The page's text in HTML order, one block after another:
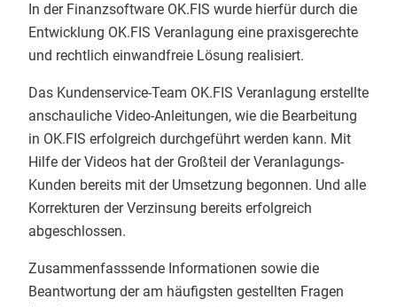
In der Finanzsoftware OK.FIS wurde hierfür durch die
Entwicklung OK.FIS Veranlagung eine praxisgerechte
und rechtlich einwandfreie Lösung realisiert.
Das Kundenservice-Team OK.FIS Veranlagung erstellte
anschauliche Video-Anleitungen, wie die Bearbeitung
in OK.FIS erfolgreich durchgeführt werden kann. Mit
Hilfe der Videos hat der Großteil der Veranlagungs-
Kunden bereits mit der Umsetzung begonnen. Und alle
Korrekturen der Verzinsung bereits erfolgreich
abgeschlossen.
Zusammenfasssende Informationen sowie die
Beantwortung der am häufigsten gestellten Fragen